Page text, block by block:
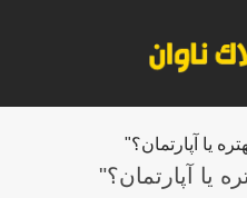
یا آپارتمان؟"
یا آپارتمان؟"